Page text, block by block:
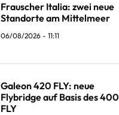
Frauscher Italia: zwei neue
Standorte am Mittelmeer
06/08/2026 - 11:11
Galeon 420 FLY: neue
Flybridge auf Basis des 400
FLY